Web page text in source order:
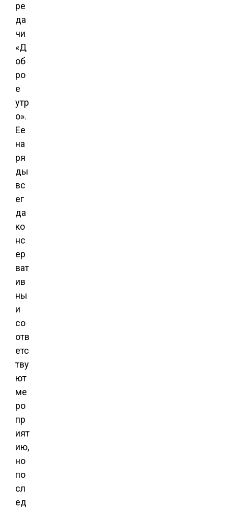
ре
да
чи
«Д
об
ро
е
утр
о».
Ее
на
ря
ды
вс
ег
да
ко
нс
ер
ват
ив
ны
и
со
отв
етс
тву
ют
ме
ро
пр
ият
ию,
но
по
сл
ед